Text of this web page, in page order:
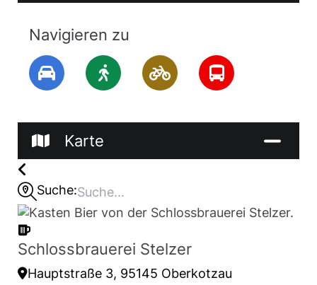
Navigieren zu
Karte
Suche:
Schlossbrauerei Stelzer
Hauptstraße 3, 95145 Oberkotzau